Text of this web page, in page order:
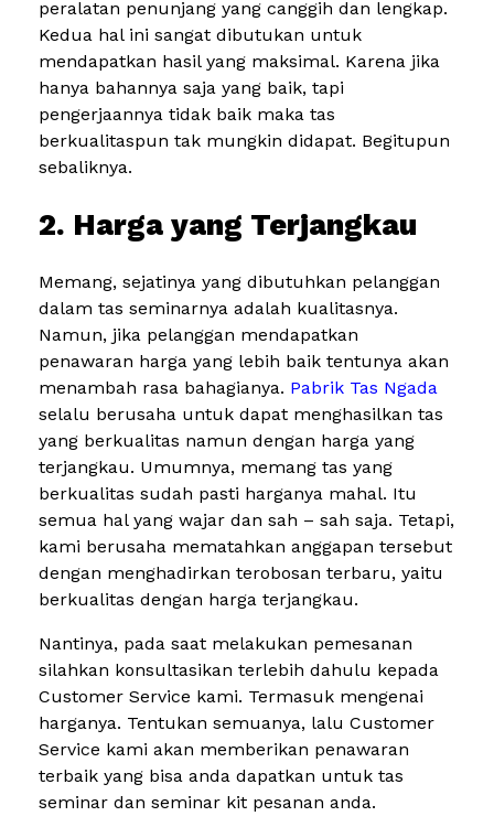
peralatan penunjang yang canggih dan lengkap.
Kedua hal ini sangat dibutukan untuk
mendapatkan hasil yang maksimal. Karena jika
hanya bahannya saja yang baik, tapi
pengerjaannya tidak baik maka tas
berkualitaspun tak mungkin didapat. Begitupun
sebaliknya.
2. Harga yang Terjangkau
Memang, sejatinya yang dibutuhkan pelanggan
dalam tas seminarnya adalah kualitasnya.
Namun, jika pelanggan mendapatkan
penawaran harga yang lebih baik tentunya akan
menambah rasa bahagianya. Pabrik Tas Ngada
selalu berusaha untuk dapat menghasilkan tas
yang berkualitas namun dengan harga yang
terjangkau. Umumnya, memang tas yang
berkualitas sudah pasti harganya mahal. Itu
semua hal yang wajar dan sah – sah saja. Tetapi,
kami berusaha mematahkan anggapan tersebut
dengan menghadirkan terobosan terbaru, yaitu
berkualitas dengan harga terjangkau.
Nantinya, pada saat melakukan pemesanan
silahkan konsultasikan terlebih dahulu kepada
Customer Service kami. Termasuk mengenai
harganya. Tentukan semuanya, lalu Customer
Service kami akan memberikan penawaran
terbaik yang bisa anda dapatkan untuk tas
seminar dan seminar kit pesanan anda.